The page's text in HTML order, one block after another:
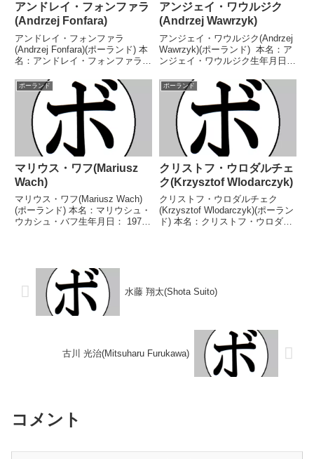
アンドレイ・フォンファラ
(Andrzej Fonfara)
アンドレイ・フォンファラ
(Andrzej Fonfara)(ポーランド) 本
名：アンドレイ・フォンファラ生
ーランド戦績：37戦31勝(19KO)5
敗1無効試合 【獲得タイトル】
WBCライトヘビー級ユース...
アンジェイ・ワウルジク
(Andrzej Wawrzyk)
アンジェイ・ワウルジク(Andrzej
Wawrzyk)(ポーランド) 本名：ア
ンジェイ・ワウルジク生年月日：
戦績：39戦34勝(20KO)5敗 【獲
得タイトル】2006年度欧州ジュ
ニア選手権スーパー...
ポーランド
マリウス・ワフ(Mariusz
Wach)
マリウス・ワフ(Mariusz Wach)
(ポーランド) 本名：マリウシュ・
ウカシュ・バフ生年月日： 1979
座ポーランドインターナショ...
ポーランド
クリストフ・ウロダルチェ
ク(Krzysztof Wlodarczyk)
クリストフ・ウロダルチェク
(Krzysztof Wlodarczyk)(ポーラン
ド) 本名：クリストフ・ウロダル
水藤 翔太(Shota Suito)
古川 光治(Mitsuharu Furukawa)
コメント